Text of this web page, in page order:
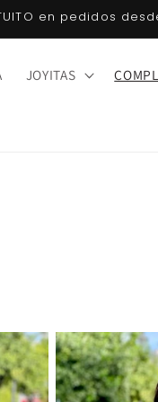
paga después.
JOYITAS